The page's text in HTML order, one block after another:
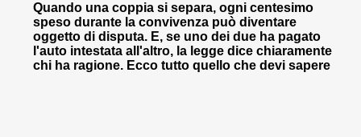
Quando una coppia si separa, ogni centesimo
speso durante la convivenza può diventare
oggetto di disputa. E, se uno dei due ha pagato
l'auto intestata all'altro, la legge dice chiaramente
chi ha ragione. Ecco tutto quello che devi sapere